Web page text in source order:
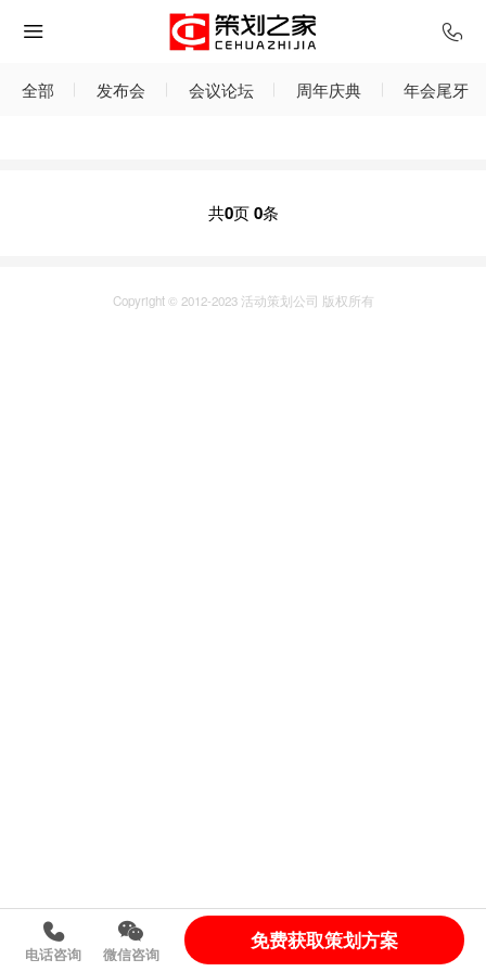
全部 发布会 会议论坛 周年庆典 年会尾牙
共0页0条
Copyright © 2012-2023 活动策划公司 版权所有
电话咨询 微信咨询
免费获取策划方案